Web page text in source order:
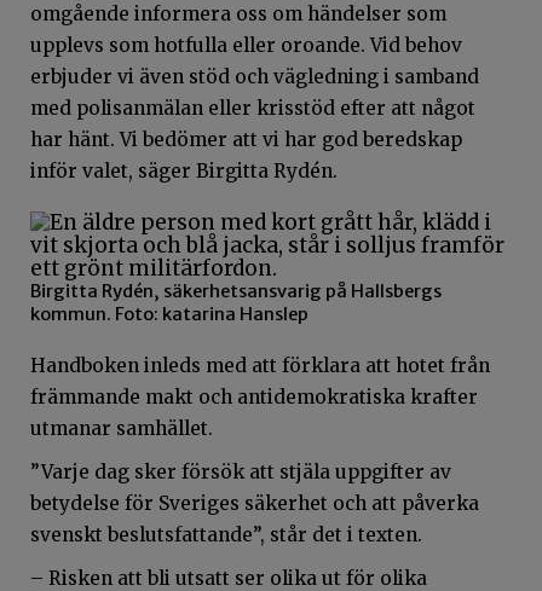
omgående informera oss om händelser som
upplevs som hotfulla eller oroande. Vid behov
erbjuder vi även stöd och vägledning i samband
med polisanmälan eller krisstöd efter att något
har hänt. Vi bedömer att vi har god beredskap
inför valet, säger Birgitta Rydén.
Birgitta Rydén, säkerhetsansvarig på Hallsbergs
kommun. Foto: katarina Hanslep
Handboken inleds med att förklara att hotet från
främmande makt och antidemokratiska krafter
utmanar samhället.
”Varje dag sker försök att stjäla uppgifter av
betydelse för Sveriges säkerhet och att påverka
svenskt beslutsfattande”, står det i texten.
– Risken att bli utsatt ser olika ut för olika